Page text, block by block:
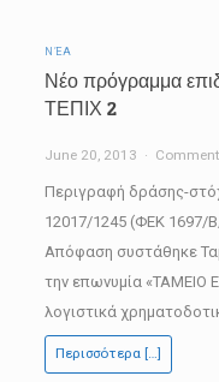
ΝΈΑ
Νέο πρόγραμμα
ΤΕΠΙΧ 2
June 20, 2013
Περιγραφή δράσης-
12017/1245 (ΦΕΚ 1697/
Απόφαση συστάθηκε
την επωνυμία «ΤΑΜΕΙΟ
λογιστικά
Περισσότερα […]